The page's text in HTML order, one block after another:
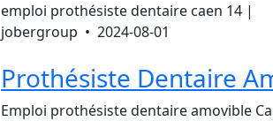
emploi prothésiste dentaire caen 14 |
jobergroup • 2024-08-01
Prothésiste Dentaire
Emploi prothésiste dentaire amovible